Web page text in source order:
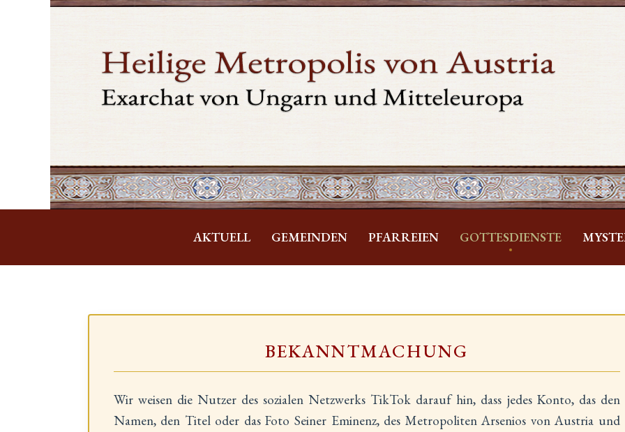
AKTUELL GEMEINDEN PFARREIEN GOTTESDIENSTE
BEKANNTMACHUNG
Wir weisen die Nutzer des sozialen Netzwerks TikTok darauf hin, dass jedes Konto, das den
Namen, den Titel oder das Foto Seiner Eminenz, des Metropoliten Arsenios von Austria und